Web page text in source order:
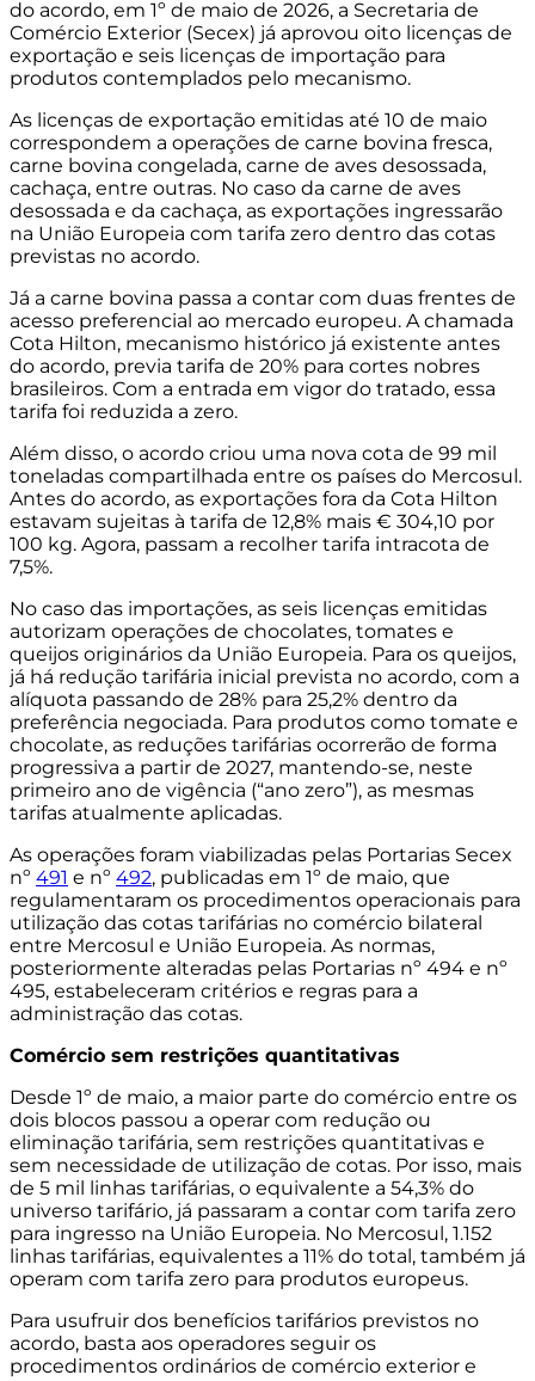
do acordo, em 1º de maio de 2026, a Secretaria de
Comércio Exterior (Secex) já aprovou oito licenças de
exportação e seis licenças de importação para
produtos contemplados pelo mecanismo.
As licenças de exportação emitidas até 10 de maio
correspondem a operações de carne bovina fresca,
carne bovina congelada, carne de aves desossada,
cachaça, entre outras. No caso da carne de aves
desossada e da cachaça, as exportações ingressarão
na União Europeia com tarifa zero dentro das cotas
previstas no acordo.
Já a carne bovina passa a contar com duas frentes de
acesso preferencial ao mercado europeu. A chamada
Cota Hilton, mecanismo histórico já existente antes
do acordo, previa tarifa de 20% para cortes nobres
brasileiros. Com a entrada em vigor do tratado, essa
tarifa foi reduzida a zero.
Além disso, o acordo criou uma nova cota de 99 mil
toneladas compartilhada entre os países do Mercosul.
Antes do acordo, as exportações fora da Cota Hilton
estavam sujeitas à tarifa de 12,8% mais € 304,10 por
100 kg. Agora, passam a recolher tarifa intracota de
7,5%.
No caso das importações, as seis licenças emitidas
autorizam operações de chocolates, tomates e
queijos originários da União Europeia. Para os queijos,
já há redução tarifária inicial prevista no acordo, com a
alíquota passando de 28% para 25,2% dentro da
preferência negociada. Para produtos como tomate e
chocolate, as reduções tarifárias ocorrerão de forma
progressiva a partir de 2027, mantendo-se, neste
primeiro ano de vigência (“ano zero”), as mesmas
tarifas atualmente aplicadas.
As operações foram viabilizadas pelas Portarias Secex
nº 491 e nº 492, publicadas em 1º de maio, que
regulamentaram os procedimentos operacionais para
utilização das cotas tarifárias no comércio bilateral
entre Mercosul e União Europeia. As normas,
posteriormente alteradas pelas Portarias nº 494 e nº
495, estabeleceram critérios e regras para a
administração das cotas.
Comércio sem restrições quantitativas
Desde 1º de maio, a maior parte do comércio entre os
dois blocos passou a operar com redução ou
eliminação tarifária, sem restrições quantitativas e
sem necessidade de utilização de cotas. Por isso, mais
de 5 mil linhas tarifárias, o equivalente a 54,3% do
universo tarifário, já passaram a contar com tarifa zero
para ingresso na União Europeia. No Mercosul, 1.152
linhas tarifárias, equivalentes a 11% do total, também já
operam com tarifa zero para produtos europeus.
Para usufruir dos benefícios tarifários previstos no
acordo, basta aos operadores seguir os
procedimentos ordinários de comércio exterior e